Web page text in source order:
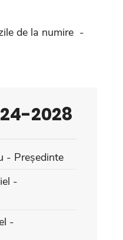
de la numire -
2028
- Președinte
-
-